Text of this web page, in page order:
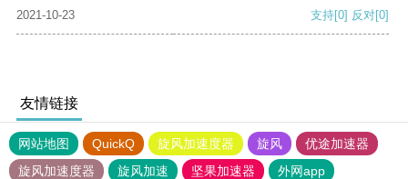
2021-10-23 支持[0] 反对[0]
友情链接
网站地图 QuickQ 旋风加速度器 旋风
优途加速器
旋风加速度器
旋风加速 坚果加速器 外网app